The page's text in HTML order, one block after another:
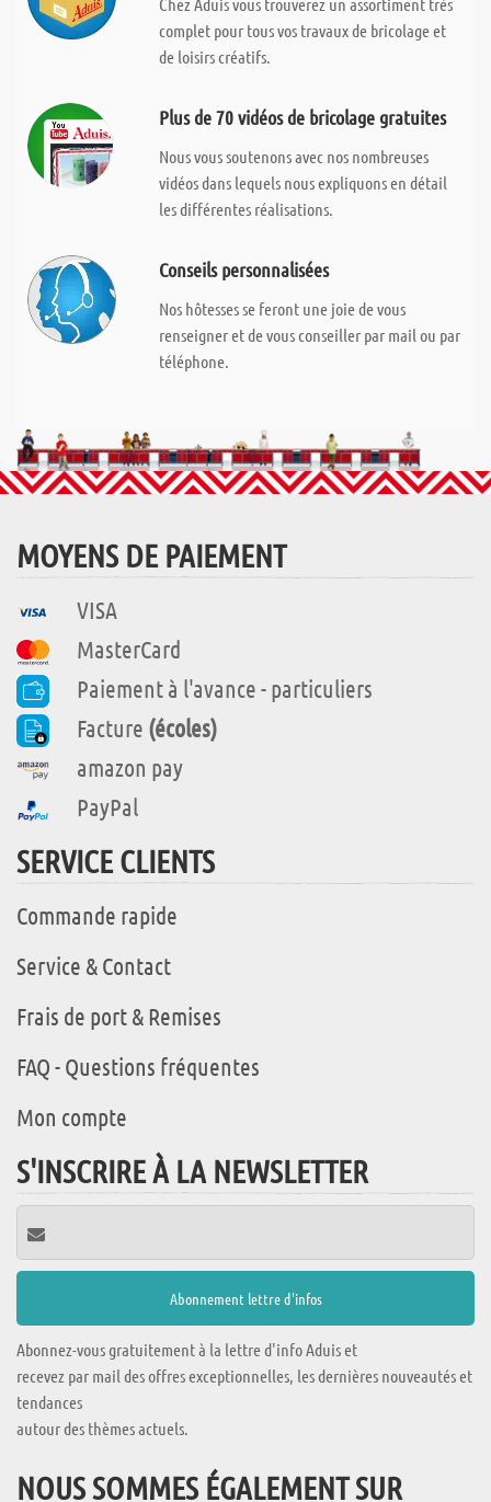
complet pour tous vos travaux de bricolage et
de loisirs créatifs.
Plus de 70 vidéos de bricolage gratuites
Nous vous soutenons avec nos nombreuses
vidéos dans lequels nous expliquons en détail
les différentes réalisations.
Conseils personnalisées
Nos hôtesses se feront une joie de vous
renseigner et de vous conseiller par mail ou par
téléphone.
MOYENS DE PAIEMENT
VISA
MasterCard
Paiement à l'avance - particuliers
Facture (écoles)
amazon pay
PayPal
SERVICE CLIENTS
Commande rapide
Service & Contact
Frais de port & Remises
FAQ - Questions fréquentes
Mon compte
S'INSCRIRE À LA NEWSLETTER
Abonnez-vous gratuitement à la lettre d'info Aduis et
recevez par mail des offres exceptionnelles, les dernières nouveautés et
tendances
autour des thèmes actuels.
NOUS SOMMES ÉGALEMENT SUR